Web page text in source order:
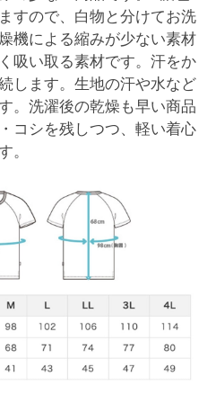
すので、白物と分けてお洗
機による縮みが少ない素材
吸い取る素材です。汗をか
します。生地の汗や水など
。洗濯後の乾燥も早い商品
コシを残しつつ、軽い着心
。